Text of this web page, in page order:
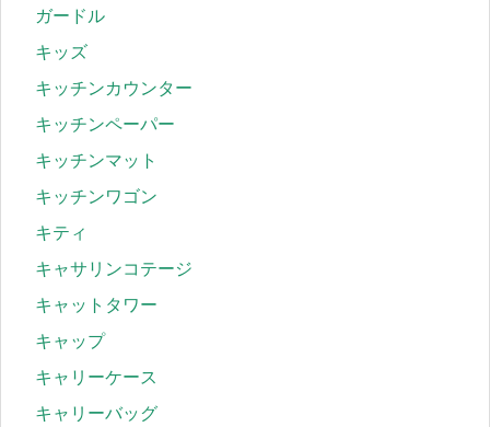
ガードル
キッズ
キッチンカウンター
キッチンペーパー
キッチンマット
キッチンワゴン
キティ
キャサリンコテージ
キャットタワー
キャップ
キャリーケース
キャリーバッグ